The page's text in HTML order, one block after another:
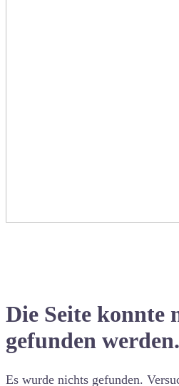
Die Seite konnte
gefunden werden.
Es wurde nichts gefunden.